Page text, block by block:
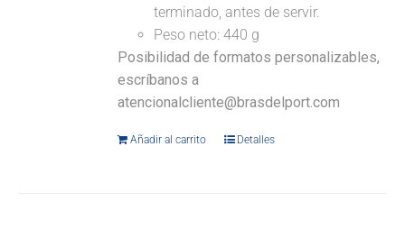
terminado, antes de servir.
Peso neto: 440 g
Posibilidad de formatos personalizables,
escríbanos a
atencionalcliente@brasdelport.com
Añadir al carrito Detalles